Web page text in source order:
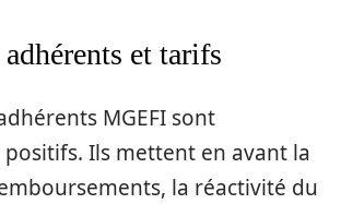
et tarifs
MGEFI sont
Ils mettent en avant la
la réactivité du